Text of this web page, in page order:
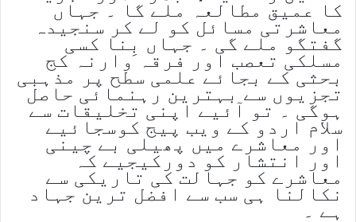
کا عمیق مطالعہ ملے گا ۔ جہاں
معاشرتی مسائل کو لے کر سنجیدہ
گفتگو ملے گی ۔ جہاں بِنا کسی
مسلکی تعصب اور فرقہ وارنہ کج
بحثی کے بجائے علمی سطح پر مذہبی
تجزیوں سے بہترین رہنمائی حاصل
ہوگی ۔ تو آئیے اپنی تخلیقات سے
سلام اردو کے ویب پیج کوسجائیے
اور معاشرے میں پھیلی بے چینی
اور انتشار کو دورکیجیے کہ
معاشرے کو جہالت کی تاریکی سے
نکالنا ہی سب سے افضل ترین جہاد
ہے ۔